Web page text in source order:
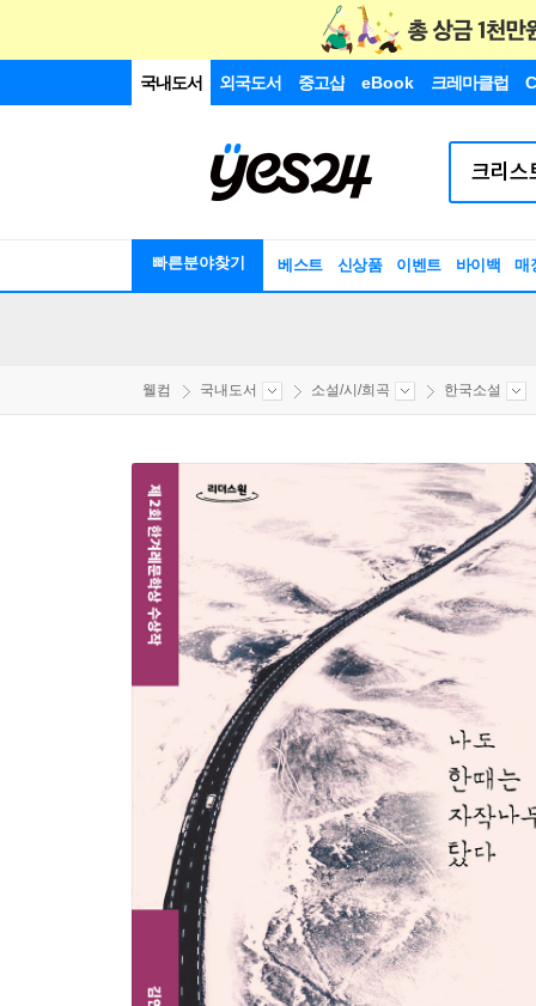
국내도서 외국도서 중고샵 eBook 크레마클럽
빠른분야찾기 베스트 신상품 이벤트 바이백 매
웰컴 국내도서 소설/시/희곡 한국소설